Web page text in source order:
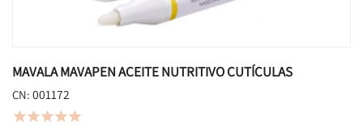
MAVALA MAVAPEN ACEITE NUTRITIVO CUTÍCULAS
CN: 001172
